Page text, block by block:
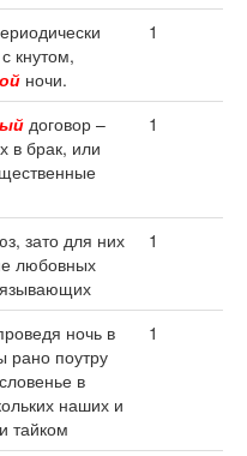
кнутом,
ночи.
1
договор –
в брак, или
1
зато для них
любовных
1
ночь в
рано поутру
в
наших и
тайком
1